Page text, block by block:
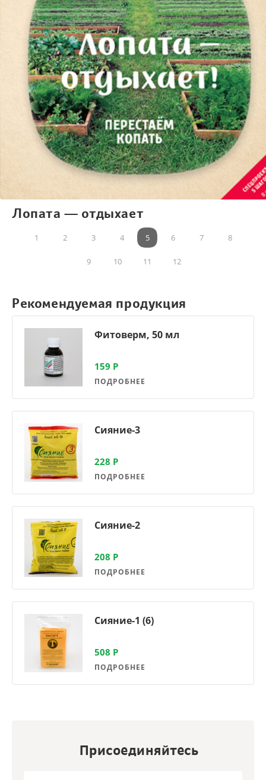
Лопата — отдыхает
1 2 3 4 5 6 7 8
9 10 11 12
Рекомендуемая продукция
Фитоверм, 50 мл
159 Р
ПОДРОБНЕЕ
Сияние-3
228 Р
ПОДРОБНЕЕ
Сияние-2
208 Р
ПОДРОБНЕЕ
Сияние-1 (6)
508 Р
ПОДРОБНЕЕ
Присоединяйтесь